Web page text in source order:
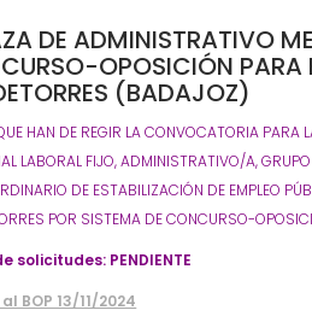
DE ADMINISTRATIVO
OPOSICIÓN PARA
(BADAJOZ)
HAN DE REGIR LA CONVOCATORIA PARA
LABORAL FIJO, ADMINISTRATIVO/A,
DE ESTABILIZACIÓN DE EMPLEO
POR SISTEMA DE CONCURSO-
solicitudes: PENDIENTE
BOP 13/11/2024